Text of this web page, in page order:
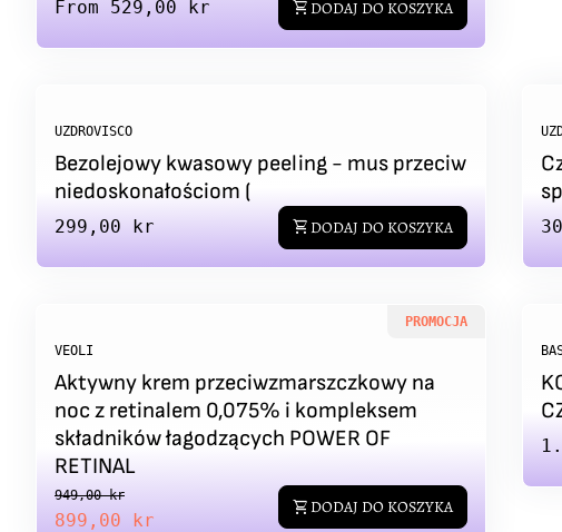
Regular price
From 529,00 kr shopping_cart DODAJ DO KOSZYKA
UZDROVISCO
Bezolejowy kwasowy peeling - mus przeciw
niedoskonałościom (
Regular price
299,00 kr shopping_cart DODAJ DO KOSZYKA
PROMOCJA
VEOLI
Aktywny krem przeciwzmarszczkowy na
noc z retinalem 0,075% i kompleksem
składników łagodzących POWER OF
RETINAL
Regular price
949,00 kr
Sale price
899,00 kr
shopping_cart DODAJ DO KOSZYKA